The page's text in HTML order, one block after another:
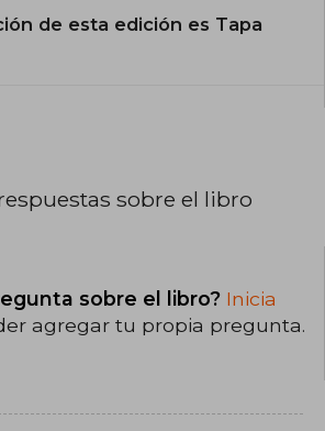
de esta edición es Tapa
sobre el libro
sobre el libro? Inicia
agregar tu propia pregunta.